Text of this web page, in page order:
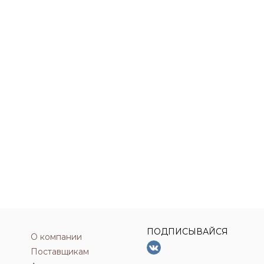
О компании
Поставщикам
ПОДПИСЫВАЙСЯ